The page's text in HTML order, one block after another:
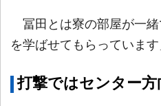
冨田とは寮の部屋が一緒
を学ばせてもらっています
打撃ではセンター方